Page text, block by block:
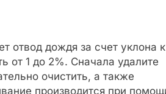
отвод дождя за счет уклона к
от 1 до 2%. Сначала удалите
очистить, а также
производится при